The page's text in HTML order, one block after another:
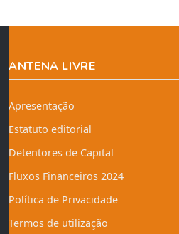
ANTENA LIVRE
Apresentação
Estatuto editorial
Detentores de Capital
Fluxos Financeiros 2024
Política de Privacidade
Termos de utilização